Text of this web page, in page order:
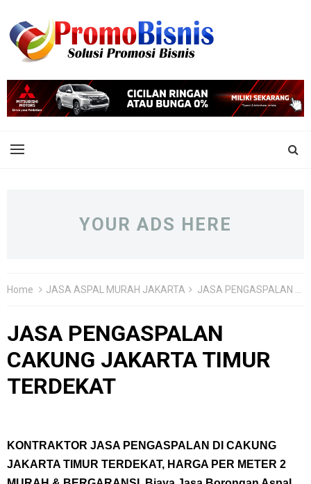
YOUR ADS HERE
Home JASA ASPAL MURAH JAKARTA JASA PENGASPALAN CAKUNG JAKARTA TIMUR TERDEKAT
JASA PENGASPALAN
CAKUNG JAKARTA TIMUR
TERDEKAT
KONTRAKTOR JASA PENGASPALAN DI CAKUNG
JAKARTA TIMUR TERDEKAT, HARGA PER METER 2